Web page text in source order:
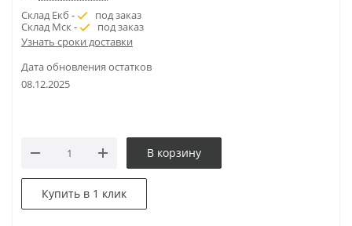
Склад Екб -
под заказ
Склад Мск -
под заказ
Узнать сроки доставки
Дата обновления остатков
08.12.2025
В корзину
Купить в 1 клик